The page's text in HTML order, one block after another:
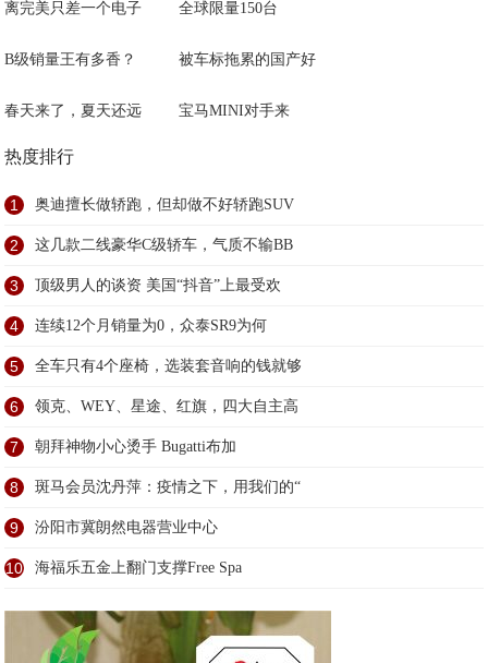
离完美只差一个电子 全球限量150台
B级销量王有多香？ 被车标拖累的国产好
春天来了，夏天还远 宝马MINI对手来
热度排行
1 奥迪擅长做轿跑，但却做不好轿跑SUV
2 这几款二线豪华C级轿车，气质不输BB
3 顶级男人的谈资 美国“抖音”上最受欢
4 连续12个月销量为0，众泰SR9为何
5 全车只有4个座椅，选装套音响的钱就够
6 领克、WEY、星途、红旗，四大自主高
7 朝拜神物小心烫手 Bugatti布加
8 斑马会员沈丹萍：疫情之下，用我们的“
9 汾阳市冀朗然电器营业中心
10 海福乐五金上翻门支撑Free Spa